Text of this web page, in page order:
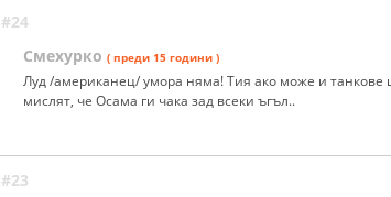
#24
Смехурко ( преди 15 години )
Луд /американец/ умора няма! Тия ако може и танкове
мислят, че Осама ги чака зад всеки ъгъл..
#23